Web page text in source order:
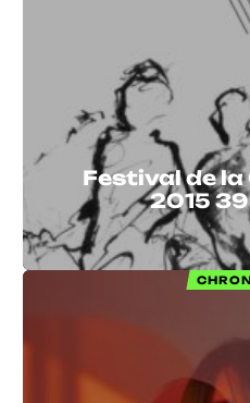
Festival de la
2015